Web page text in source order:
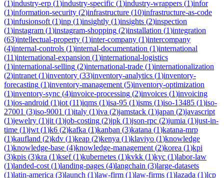
(1)industry-erp (1)industry-specific (1)industry-wrappers (1)infor
(1)information-security (2)infrastructure (10)infrastructure-as-code
(1)infusionsoft (1)inp (1)insightly (1)insights (2)inspection
(1)instagram (1)instagram-shopping (2)installation (1)integration
(63)intellectual-property (1)inter-company (1)intercompany
(4)internal-controls (1)internal-documentation (1)international
(11)international-expansion (1)international-logistics
(1)international-selling (2)international-trade (1)internationalization
(2)intranet (1)inventory (33)inventory-analytics (1)inventory-
forecasting (1)inventory-management (5)inventory-optimization
(1)inventory-sync (4)invoice-processing (2)invoices (1)invoicing
(1)ios-android (1)iot (11)iqms (1)isa-95 (1)isms (1)iso-13485 (1)iso-
27001 (3)iso-9001 (1)italy (1)iva (2)jamstack (1)japan (2)javascript
(1)jewelry (1)jit (1)job-costing (2)jpk (1)json-rpc (2)jumia (1)just-in-
time (1)jwt (1)k6 (2)kafka (1)kanban (3)katana (1)katana-mrp
(1)kaufland (2)kdv (1)keap (2)kenya (1)klaviyo (1)knowledge
(1)knowledge-base (4)knowledge-management (2)korea (1)kpi
(3)kpis (3)kra (1)ksef(1)kubernetes (1)kvkk (1)kyc (1)labor-law
(1)landed-cost (1)landing-pages (4)langchain (3)large-datasets
(1)latin-america (3)launch (1)law-firm (1)law-firms (1)lazada (1)lcp